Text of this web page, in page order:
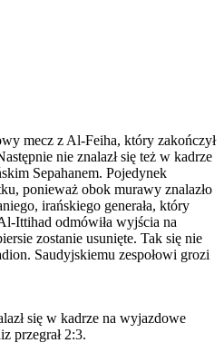
mecz z Al-Feiha, który zakończył
nie znalazł się też w kadrze
Sepahanem. Pojedynek
ponieważ obok murawy znalazło
irańskiego generała, który
Ittihad odmówiła wyjścia na
zostanie usunięte. Tak się nie
Saudyjskiemu zespołowi grozi
się w kadrze na wyjazdowe
przegrał 2:3.